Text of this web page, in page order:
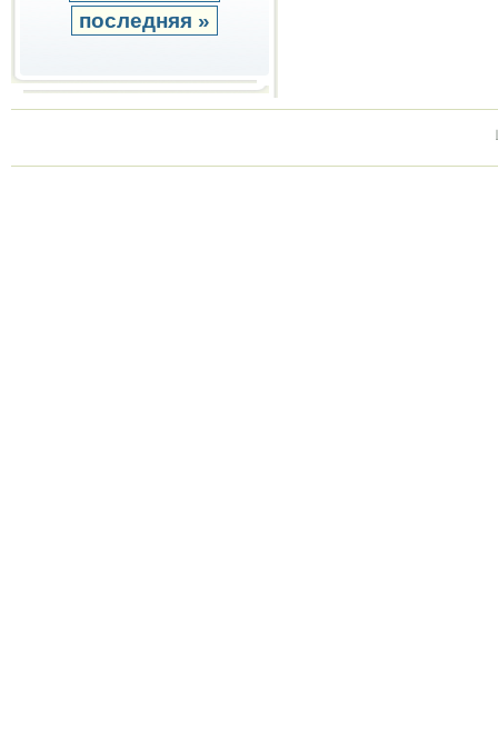
последняя »